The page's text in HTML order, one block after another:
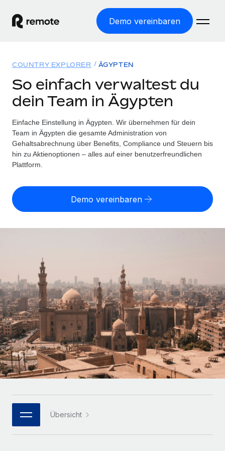
Demo vereinbaren
WELTWEITE BESCHÄFTIGUNG
Globale Payroll
Einfache, rechtssicher Payroll
Employer of Record
Weltweites Wachstum ohne Kosten für Niederlassungen
Contractor of Record
Rechtssichere, weltweite Arbeit mit Freelancer:innen
Globales Onboarding und Verwalten von
PEO
Auslagern von komplexen HR-Aufgaben
INFRASTRUKTUR
Remote Embedded
Nahtlose Integration der HR in bestehende Abläufe
Plattform
Integrierte HR-Kernfunktionen für dein Team
MCP
Integrationen
Lösungen
WELTWEITE ABDECKUNG
Country Explorer
Länderspezifische Unterstützung bei der Einstellung
Einfache Einstellung in allen US-Bundesstaaten
Startups
Agile HR- und Payroll-Lösungen für wachsende
Unternehmen
Mittelstand
Maßgeschneiderte HR-Lösungen, um Teams zu
vergrößern
Enterprise
Globale HR für Konzerne und Großunternehmen
PARTNER WERDEN
Flexible Einbettung von Global-HR-Funktionen in deine
Ressourcen
TOOLS UND RECHNER
Scheinselbstständigkeitsrisiko berechnen
Personalkostenrechner
Honorarzahlungen berechnen
Informationen zu möglichen Währungen und
Abwicklungsfristen für globale Freelancer:innen
LERNEN MIT REMOTE
Forschung und Leitfäden
Fallstudien
HR-Glossar
Bibliothek für Stellenbeschreibungen
Webinare
Preise
Deutsch
Español
Italiano
Português (Portugal)
한국어
COUNTRY EXPLORER ÄGYPTEN
So einfach verwaltest du
dein Team in Ägypten
Einfache Einstellung in Ägypten. Wir übernehmen für dein
Team in Ägypten die gesamte Administration von
Gehaltsabrechnung über Benefits, Compliance und Steuern bis
hin zu Aktienoptionen – alles auf einer benutzerfreundlichen
Plattform.
Demo vereinbaren
Übersicht